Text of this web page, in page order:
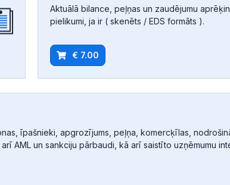
Aktuālā bilance, peļņas un zaudējumu
pielikumi, ja ir ( skenēts / EDS formāts ).
€ 7.00
īpašnieki, apgrozījums, peļņa, komercķīlas,
AML un sankciju pārbaudi, kā arī saistīto uzņēmumu